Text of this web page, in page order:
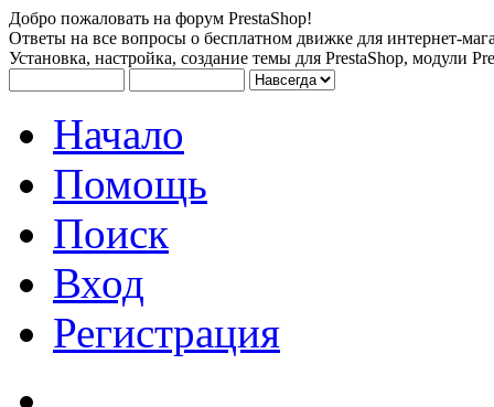
Добро пожаловать на форум PrestaShop!
Ответы на все вопросы о бесплатном движке для интернет-
Установка, настройка, создание темы для PrestaShop, модули
Начало
Помощь
Поиск
Вход
Регистрация